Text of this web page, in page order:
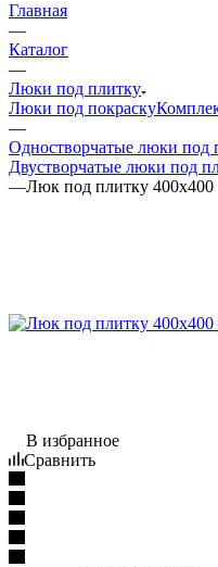
Главная
—
Каталог
—
Люки под плитку
Люки под покраску
—
Одностворчатые люки под
Двустворчатые люки под
—Люк под плитку
В избранное
Сравнить